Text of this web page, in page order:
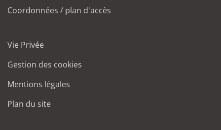
Coordonnées / plan d'accès
Vie Privée
Gestion des cookies
Mentions légales
Plan du site